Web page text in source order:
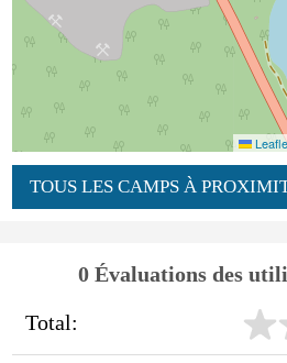
TOUS LES CAMPS À
0 Évaluations des
Total: